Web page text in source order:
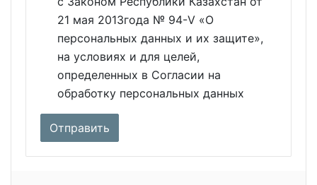
21 мая 2013года № 94-V «О
персональных данных и их защите»,
на условиях и для целей,
определенных в Согласии на
обработку персональных данных